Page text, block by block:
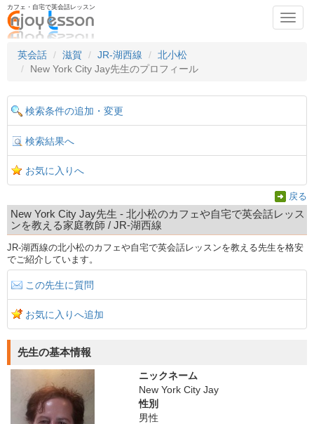
カフェ・自宅で英会話レッスン
英会話
滋賀 JR-湖西線
北小松
New York City Jay先生のプロフィール
検索条件の追加・変更
検索結果へ
お気に入りへ
戻る
New York City Jay先生 - 北小松のカフェや自宅で英会話レッス
ンを教える家庭教師 / JR-湖西線
JR-湖西線の北小松のカフェや自宅で英会話レッスンを教える先生を格安
でご紹介しています。
この先生に質問
お気に入りへ追加
先生の基本情報
ニックネーム
New York City Jay
性別
男性